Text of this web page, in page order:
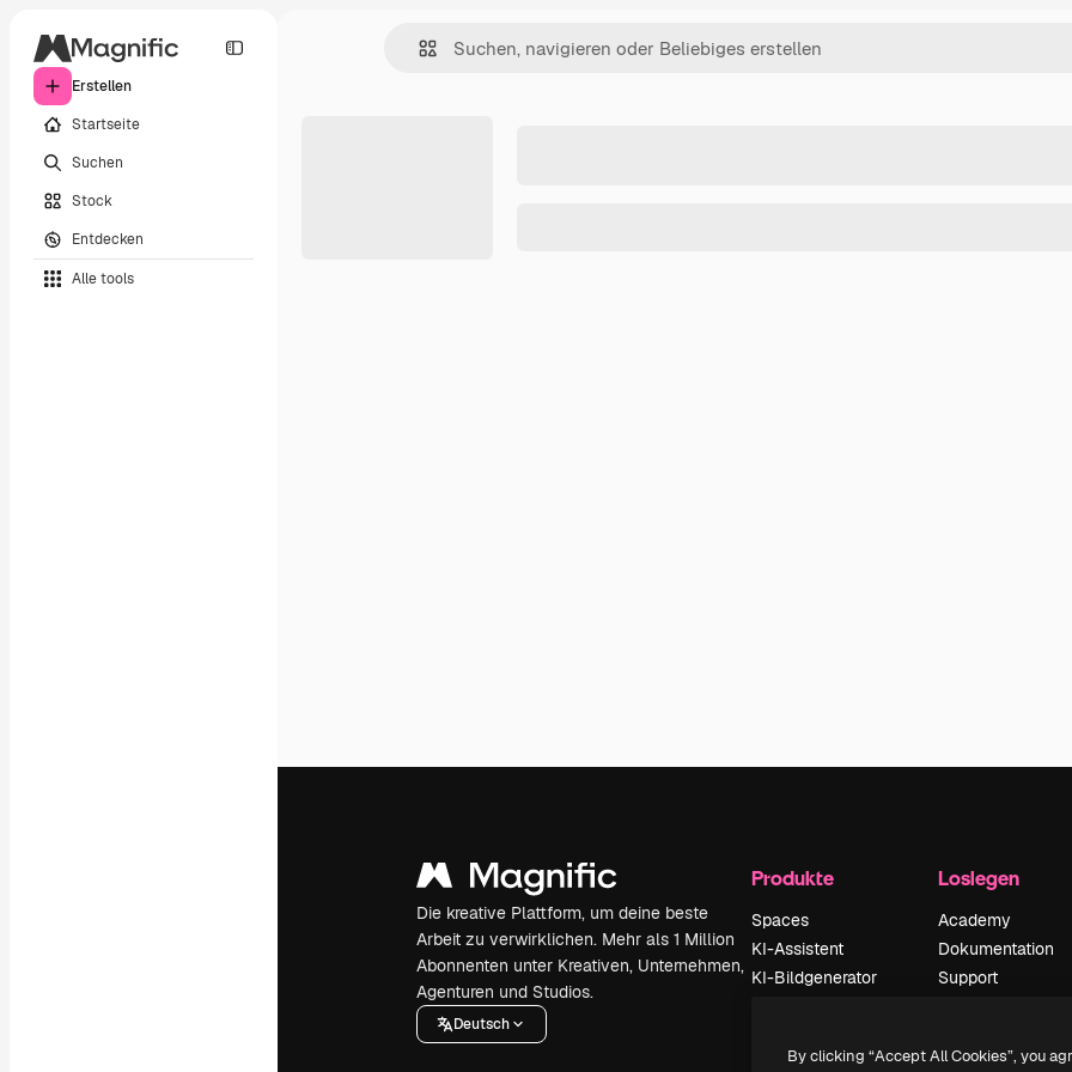
Erstellen
Startseite
Suchen
Stock
Entdecken
Alle tools
Die kreative Plattform, um deine beste
Arbeit zu verwirklichen. Mehr als 1 Million
Abonnenten unter Kreativen, Unternehmen,
Agenturen und Studios.
Deutsch
Produkte
Spaces
KI-Assistent
KI-Bildgenerator
Stimmengenerator
Loslegen
Academy
Dokumentation
Support
Originale Neu
By clicking “Accept All Cookies”, you